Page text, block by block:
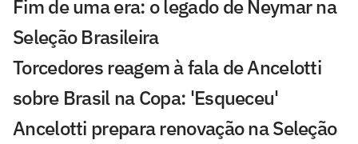
Fim de uma era: o legado de Neymar na
Seleção Brasileira
Torcedores reagem à fala de Ancelotti
sobre Brasil na Copa: 'Esqueceu'
Ancelotti prepara renovação na Seleção